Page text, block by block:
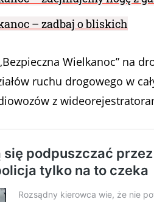
– zadbaj o bliskich
Wielkanoc” na
ruchu drogowego w
z